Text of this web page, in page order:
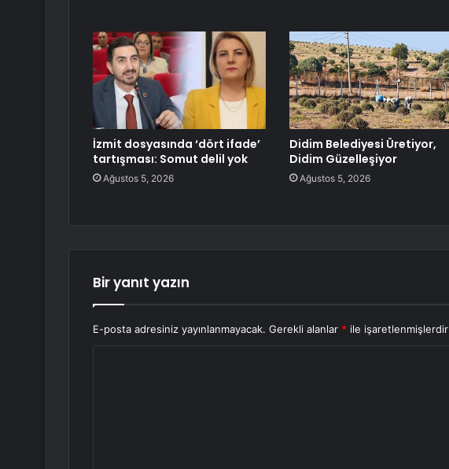
İzmit dosyasında ‘dört ifade’
tartışması: Somut delil yok
Ağustos 5, 2026
Didim Belediyesi Üretiyor,
Didim Güzelleşiyor
Ağustos 5, 2026
Bir yanıt yazın
E-posta adresiniz yayınlanmayacak. Gerekli alanlar * ile işaretlenmişlerdir